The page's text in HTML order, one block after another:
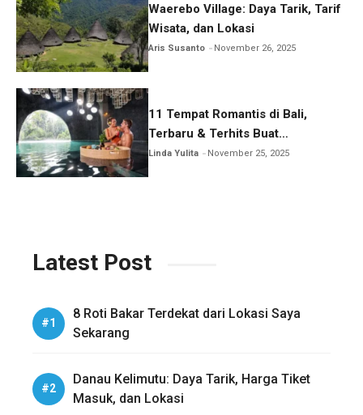
Waerebo Village: Daya Tarik, Tarif
Wisata, dan Lokasi
Aris Susanto November 26, 2025
11 Tempat Romantis di Bali,
Terbaru & Terhits Buat
Honeymoon
Linda Yulita November 25, 2025
Latest Post
8 Roti Bakar Terdekat dari Lokasi Saya
Sekarang
Danau Kelimutu: Daya Tarik, Harga Tiket
Masuk, dan Lokasi